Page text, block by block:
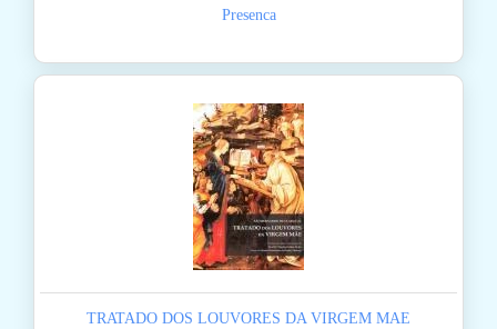
Presenca
TRATADO DOS LOUVORES DA VIRGEM MAE